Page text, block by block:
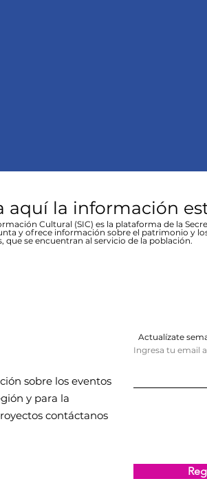
aquí la información
Cultural (SIC) es la plataforma de la
y ofrece información sobre el patrimonio y
que se encuentran al servicio de la población.
sobre los eventos
y para la
contáctanos
Actualízate
Ingresa tu email